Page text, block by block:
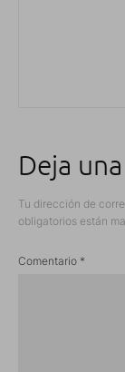
Deja
Tu dirección de
obligatorios están
Comentario *